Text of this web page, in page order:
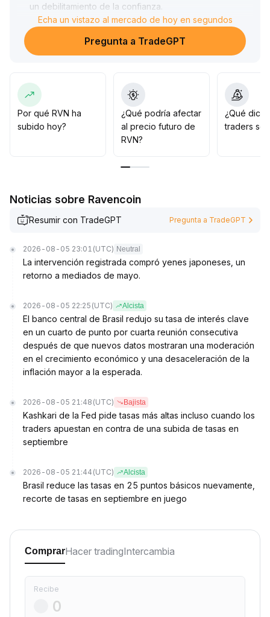
un debilitamiento de la confianza
Técnicamente, la tendencia ha pasado de lateral a
bajista; el nivel de $0
0034 USD es un soporte clave y se recomienda
migración de liquidez hacia otros pares y la estructura
de volumen de operaciones
Si los fundamentales del proyecto y la actividad en la
red se mantienen, se espera que el precio logre
encontrar un soporte secundario en los principales
La recomendación operativa es observar con cautela y
Echa un vistazo al mercado de hoy en segundos
Pregunta a TradeGPT
Por qué RVN ha
subido hoy?
¿Qué podría afectar
al precio futuro de
RVN?
¿Qué
traders
Noticias sobre Ravencoin
Resumir con TradeGPT Pregunta a TradeGPT
2026-08-05 23:01 (UTC) Neutral
La intervención registrada compró yenes japoneses, un
retorno a mediados de mayo.
2026-08-05 22:25 (UTC) Alcista
El banco central de Brasil redujo su tasa de interés clave
en un cuarto de punto por cuarta reunión consecutiva
después de que nuevos datos mostraran una moderación
en el crecimiento económico y una desaceleración de la
inflación mayor a la esperada.
2026-08-05 21:48 (UTC) Bajista
Kashkari de la Fed pide tasas más altas incluso cuando los
traders apuestan en contra de una subida de tasas en
septiembre
2026-08-05 21:44 (UTC) Alcista
Brasil reduce las tasas en 25 puntos básicos nuevamente,
recorte de tasas en septiembre en juego
ComprarHacer tradingIntercambia
Recibe